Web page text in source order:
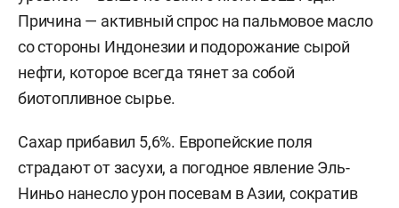
Причина — активный спрос на пальмовое масло
со стороны Индонезии и подорожание сырой
нефти, которое всегда тянет за собой
биотопливное сырье.
Сахар прибавил 5,6%. Европейские поля
страдают от засухи, а погодное явление Эль-
Ниньо нанесло урон посевам в Азии, сократив